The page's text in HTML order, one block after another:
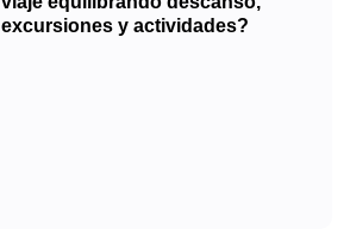
excursiones y actividades?